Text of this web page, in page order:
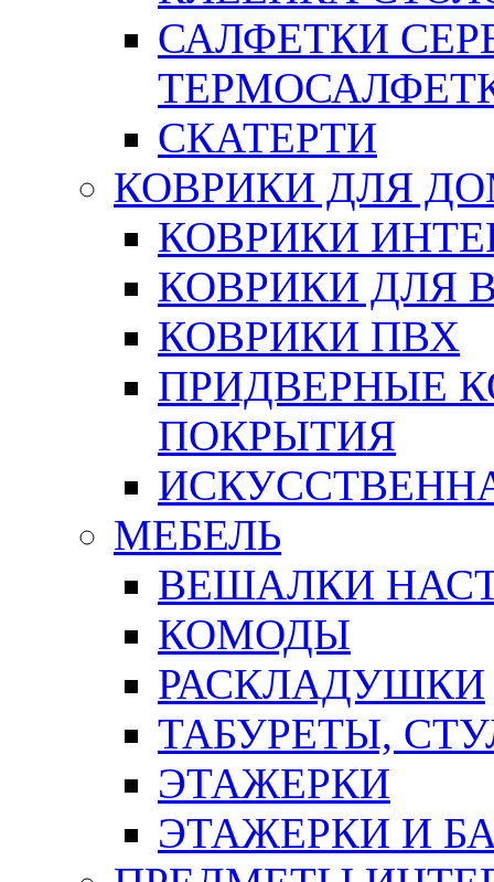
САЛФЕТКИ
СКАТЕРТИ
КОВРИКИ ДЛЯ
КОВРИКИ
КОВРИКИ ДЛЯ
КОВРИКИ ПВХ
ПРИДВЕРНЫЕ
ПОКРЫТИЯ
МЕБЕЛЬ
ВЕШАЛКИ
КОМОДЫ
РАСКЛАДУШКИ
ТАБУРЕТЫ,
ЭТАЖЕРКИ
ЭТАЖЕРКИ И